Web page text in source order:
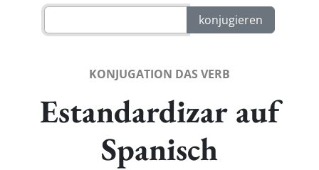
KONJUGATION DAS VERB
Estandardizar auf
Spanisch